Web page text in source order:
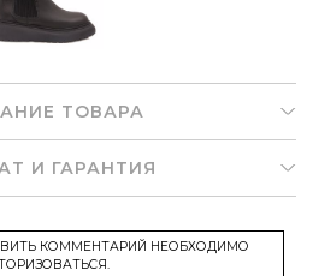
ТОВАРА
И ГАРАНТИЯ
КОММЕНТАРИЙ НЕОБХОДИМО